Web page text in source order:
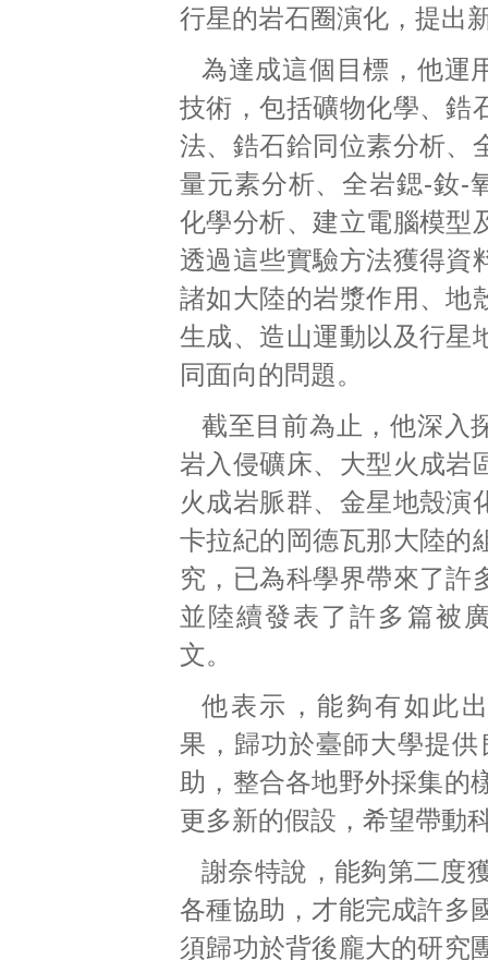
行星的岩石圈演化，提出
為達成這個目標，他運
技術，包括礦物化學、鋯
法、鋯石鉿同位素分析、
量元素分析、全岩鍶-釹-
化學分析、建立電腦模型
透過這些實驗方法獲得資
諸如大陸的岩漿作用、地
生成、造山運動以及行星
同面向的問題。
截至目前為止，他深入
岩入侵礦床、大型火成岩
火成岩脈群、金星地殼演
卡拉紀的岡德瓦那大陸的
究，已為科學界帶來了許
並陸續發表了許多篇被
文。
他表示，能夠有如此
果，歸功於臺師大學提
助，整合各地野外採集的
更多新的假設，希望帶動
謝奈特說，能夠第二度
各種協助，才能完成許多
須歸功於背後龐大的研究